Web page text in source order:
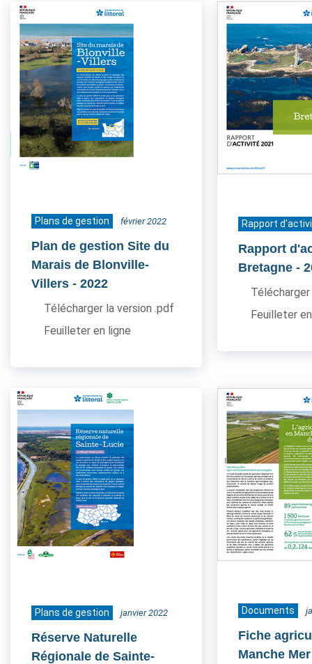
Plans de gestion février 2022
Plan de gestion Site du
Marais de Blonville-
Villers - 2022
Télécharger la version .pdf
Feuilleter en ligne
Rapport
Rapport
Bretagne -
Feuilleter
Plans de gestion janvier 2022
Réserve Naturelle
Régionale de Sainte-
Documents
Fiche
Manche